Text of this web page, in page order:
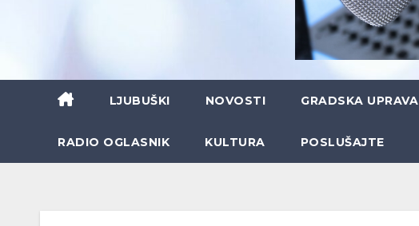
LJUBUŠKI NOVOSTI GRADSKA UPRAVA
RADIO OGLASNIK KULTURA POSLUŠAJTE